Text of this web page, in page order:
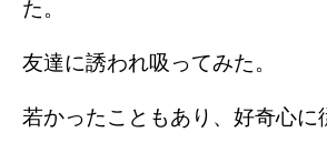
m
た。
友達に誘われ吸ってみた。
若かったこともあり、好奇心に